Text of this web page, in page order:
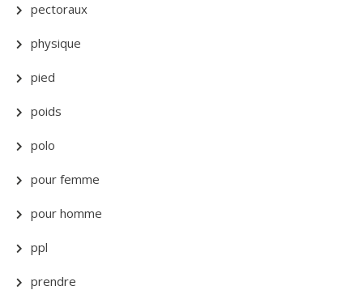
pectoraux
physique
pied
poids
polo
pour femme
pour homme
ppl
prendre